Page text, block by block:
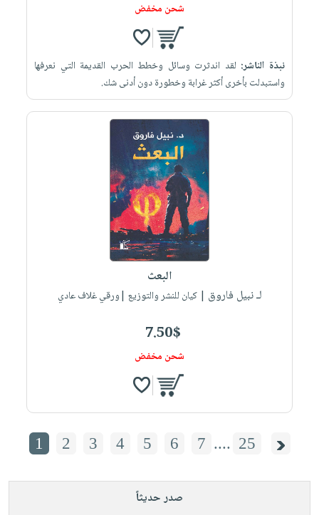
شحن مخفض
نبذة الناشر: لقد اندثرت وسائل وخطط الحرب القديمة التي نعرفها
واستبدلت بأخرى أكثر غرابة وخطورة دون أدنى شك.
البعث
لـ نبيل فاروق | كيان للنشر والتوزيع |ورقي غلاف عادي
7.50$
شحن مخفض
1 2 3 4 5 6 7 .... 25
صدر حديثاً